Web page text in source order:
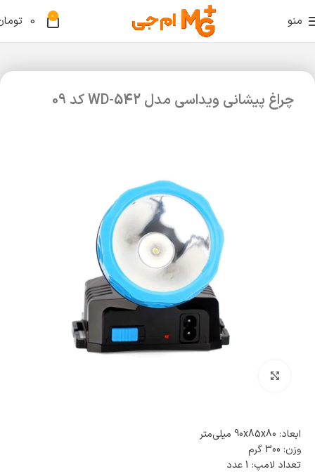
منو 0
0
چراغ پیشانی ویداسی مدل WD-542 کد 09
ابعاد: 90x85x80 میلی‌متر
وزن: 300 گرم
تعداد لامپ: 1 عدد